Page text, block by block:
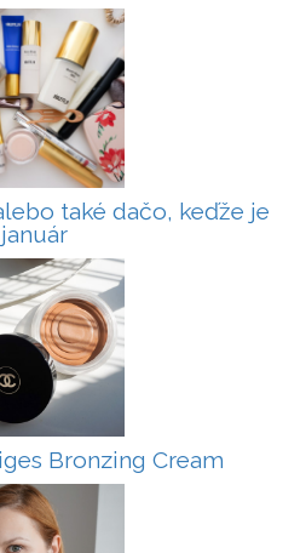
také dačo, keďže je
január
Bronzing Cream